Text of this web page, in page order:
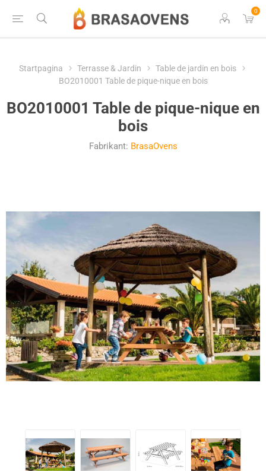
0
Startpagina Terrasse & Jardin
Table de jardin en bois
BO2010001 Table de pique-nique en bois
BO2010001 Table de pique-nique en
bois
Fabrikant: BrasaOvens